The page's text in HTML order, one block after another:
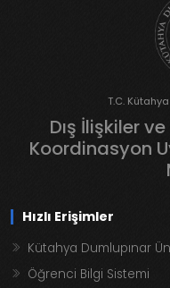
T.C.
Dış İlişkiler
Koordinasyon
Hızlı Erişimler
Kütahya Dumlupınar
Öğrenci Bilgi Sistemi